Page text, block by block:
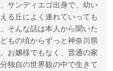
サンディエゴ出身で、幼い
る丘によく連れていっても
そんな話は本人から聞いた
もの頃からずっと神奈川県
お嬢様でもなく、普通の家
独自の世界観の中で生きて